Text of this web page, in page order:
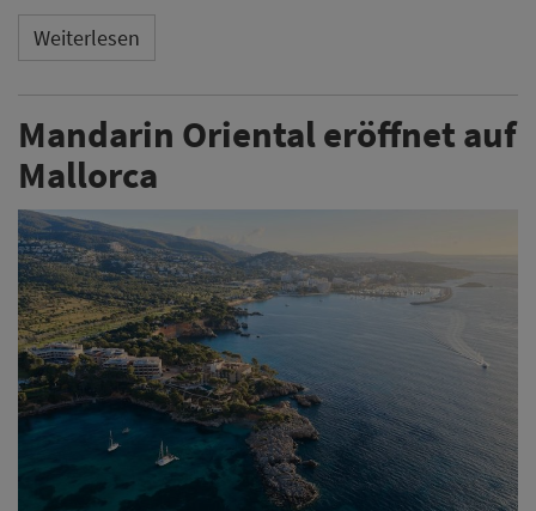
Weiterlesen
Mandarin Oriental eröffnet auf
Mallorca